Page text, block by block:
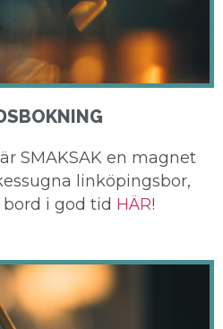
SMAKSAK en magnet
linköpingsbor,
i god tid HÄR!